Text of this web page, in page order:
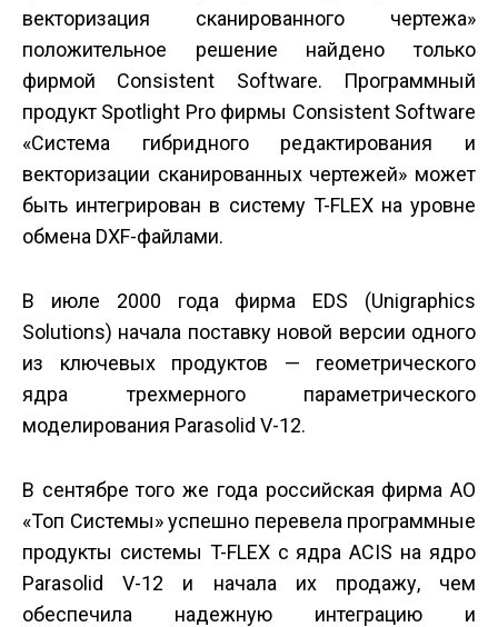
векторизация сканированного чертежа»
положительное решение найдено только
фирмой Consistent Software. Программный
продукт Spotlight Pro фирмы Consistent Software
«Система гибридного редактирования и
векторизации сканированных чертежей» может
быть интегрирован в систему T-FLEX на уровне
обмена DXF-файлами.
В июле 2000 года фирма EDS (Unigraphics
Solutions) начала поставку новой версии одного
из ключевых продуктов — геометрического
ядра трехмерного параметрического
моделирования Parasolid V-12.
В сентябре того же года российская фирма AO
«Топ Системы» успешно перевела программные
продукты системы T-FLEX с ядра ACIS на ядро
Parasolid V-12 и начала их продажу, чем
обеспечила надежную интеграцию и